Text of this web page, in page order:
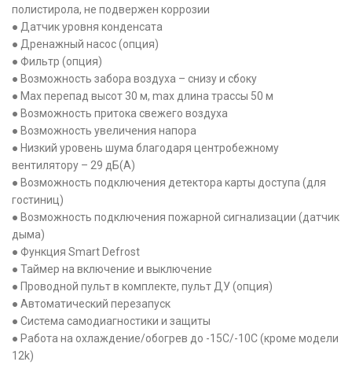
полистирола, не подвержен коррозии
● Датчик уровня конденсата
● Дренажный насос (опция)
● Фильтр (опция)
● Возможность забора воздуха – снизу и сбоку
● Max перепад высот 30 м, max длина трассы 50 м
● Возможность притока свежего воздуха
● Возможность увеличения напора
● Низкий уровень шума благодаря центробежному
вентилятору – 29 дБ(А)
● Возможность подключения детектора карты доступа (для
гостиниц)
● Возможность подключения пожарной сигнализации (датчик
дыма)
● Функция Smart Defrost
● Таймер на включение и выключение
● Проводной пульт в комплекте, пульт ДУ (опция)
● Автоматический перезапуск
● Система самодиагностики и защиты
● Работа на охлаждение/обогрев до -15С/-10С (кроме модели
12k)